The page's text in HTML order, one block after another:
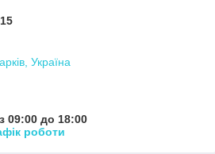
Україна
09:00 до 18:00
роботи